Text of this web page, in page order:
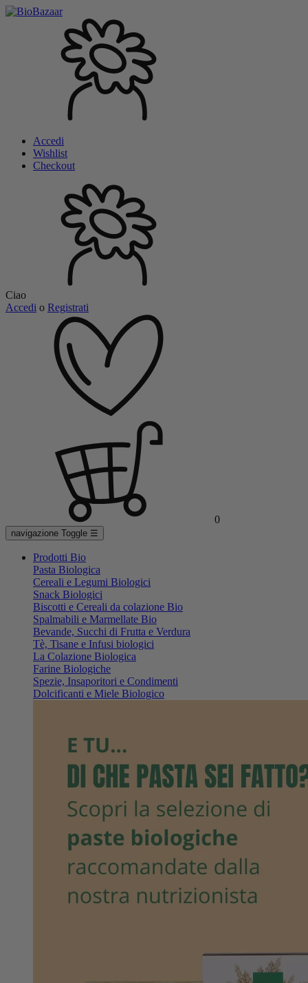
Accedi
Wishlist
Checkout
Ciao
Accedi o Registrati
0
navigazione Toggle ☰
Prodotti Bio
Pasta Biologica
Cereali e Legumi Biologici
Snack Biologici
Biscotti e Cereali da colazione Bio
Spalmabili e Marmellate Bio
Bevande, Succhi di Frutta e Verdura
Tè, Tisane e Infusi biologici
La Colazione Biologica
Farine Biologiche
Spezie, Insaporitori e Condimenti
Dolcificanti e Miele Biologico